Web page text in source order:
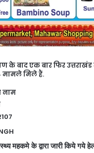
के बाद एक बार फिर
मामले मिले हैं.
नाम
महकमे के द्वारा जारी किये